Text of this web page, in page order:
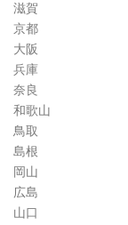
滋賀
京都
大阪
兵庫
奈良
和歌山
鳥取
島根
岡山
広島
山口